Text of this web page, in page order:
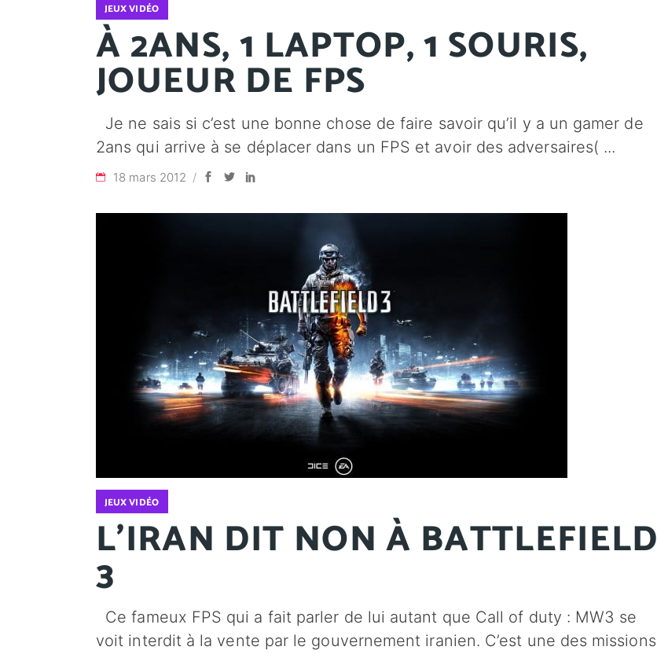
JEUX VIDÉO
À 2ANS, 1 LAPTOP, 1 SOURIS,
JOUEUR DE FPS
Je ne sais si c’est une bonne chose de faire savoir qu’il y a un gamer de
2ans qui arrive à se déplacer dans un FPS et avoir des adversaires(
18 mars 2012
JEUX VIDÉO
L’IRAN DIT NON À BATTLEFIELD
3
Ce fameux FPS qui a fait parler de lui autant que Call of duty : MW3 se
voit interdit à la vente par le gouvernement iranien. C’est une des missions